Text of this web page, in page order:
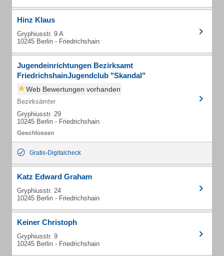
Hinz Klaus
Gryphiusstr. 9 A
10245 Berlin - Friedrichshain
Jugendeinrichtungen Bezirksamt
FriedrichshainJugendclub "Skandal"
Web Bewertungen vorhanden
Bezirksämter
Gryphiusstr. 29
10245 Berlin - Friedrichshain
Gratis-Digitalcheck
Katz Edward Graham
Gryphiusstr. 24
10245 Berlin - Friedrichshain
Keiner Christoph
Gryphiusstr. 9
10245 Berlin - Friedrichshain